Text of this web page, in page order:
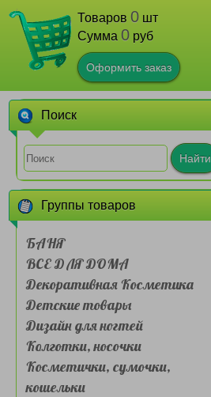
Товаров 0 шт
Сумма 0 руб
Оформить заказ
Поиск
Найти
Группы товаров
БАНЯ
ВСЕ ДЛЯ ДОМА
Декоративная Косметика
Детские товары
Дизайн для ногтей
Колготки, носочки
Косметички, сумочки,
кошельки